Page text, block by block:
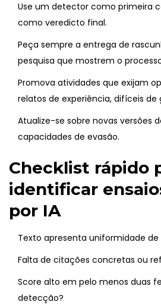
Use um detector como primeira
como veredicto final.
Peça sempre a entrega de
pesquisa que mostrem o
Promova atividades que exijam
relatos de experiência, difíceis de
Atualize-se sobre novas versões
capacidades de evasão.
Checklist rápido
identificar
por IA
Texto apresenta uniformidade de
Falta de citações concretas ou
Score alto em pelo menos duas
detecção?